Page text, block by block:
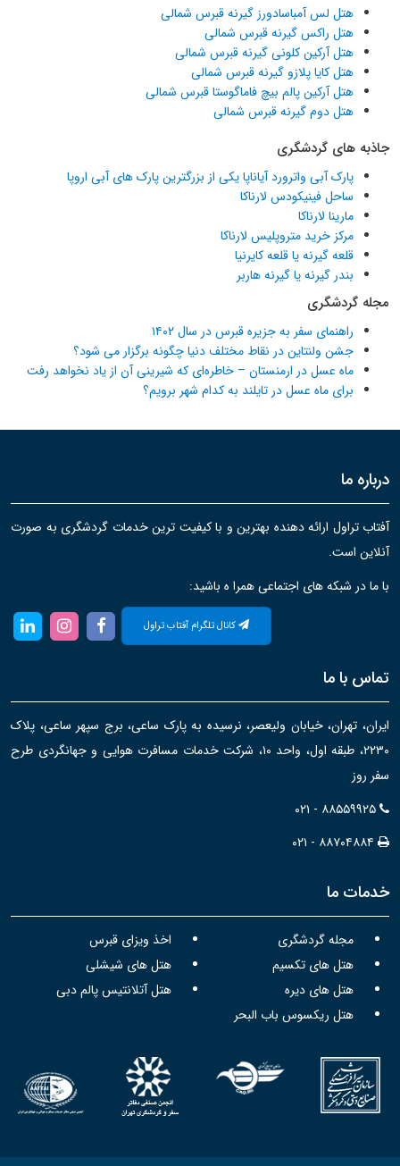
هتل لس آمباسادورز گیرنه قبرس شمالی
هتل راکس گیرنه قبرس شمالی
هتل آرکین کلونی گیرنه قبرس شمالی
هتل کایا پلازو گیرنه قبرس شمالی
هتل آرکین پالم بیچ فاماگوستا قبرس شمالی
هتل دوم گیرنه قبرس شمالی
جاذبه های گردشگری
پارک آبی واترورد آیاناپا یکی از بزرگترین پارک های آبی اروپا
ساحل فینیکودس لارناکا
مارینا لارناکا
مرکز خرید متروپلیس لارناکا
قلعه گیرنه یا قلعه کایرنیا
بندر گیرنه یا گیرنه هاربر
مجله گردشگری
راهنمای سفر به جزیره قبرس در سال ۱۴۰۲
جشن ولنتاین در نقاط مختلف دنیا چگونه برگزار می شود؟
ماه عسل در ارمنستان – خاطره‌ای که شیرینی آن از یاد نخواهد رفت
برای ماه عسل در تایلند به کدام شهر برویم؟
درباره ما
آفتاب تراول ارائه دهنده بهترین و با کیفیت ترین خدمات گردشگری به صورت
آنلاین است.
با ما در شبکه های اجتماعی همرا ه باشید:
کانال تلگرام آفتاب تراول
تماس با ما
ایران، تهران، خیابان ولیعصر، نرسیده به پارک ساعی، برج سپهر ساعی، پلاک
۲۲۳۰، طبقه اول، واحد ۱۰، شرکت خدمات مسافرت هوایی و جهانگردی طرح
سفر روز
۰۲۱ - ۸۸۵۵۹۹۲۵
۰۲۱ - ۸۸۷۰۴۸۸۴
خدمات ما
مجله گردشگری
اخذ ویزای قبرس
هتل های تکسیم
هتل های شیشلی
هتل های دیره
هتل آتلانتیس پالم دبی
هتل ریکسوس باب البحر